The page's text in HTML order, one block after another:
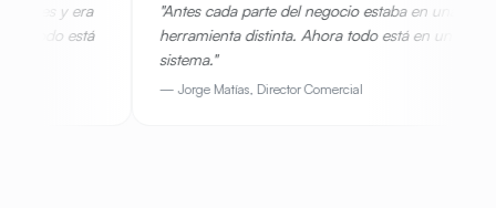
Antes cada parte del negocio estaba en una
herramienta distinta. Ahora todo está en un solo
Director Comercial
"